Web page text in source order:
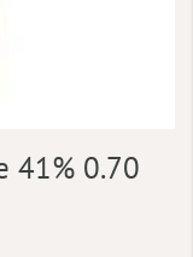
41% 0.70